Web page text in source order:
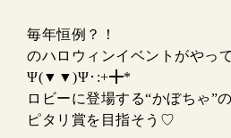
毎年恒例？！
のハロウィンイベントがやっ
Ψ(▼▼)Ψ･:+╋*
ロビーに登場する“かぼちゃ”
ピタリ賞を目指そう♡